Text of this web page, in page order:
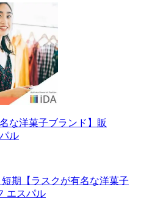
な洋菓子ブランド】販
ル
期【ラスクが有名な洋菓子
エスパル